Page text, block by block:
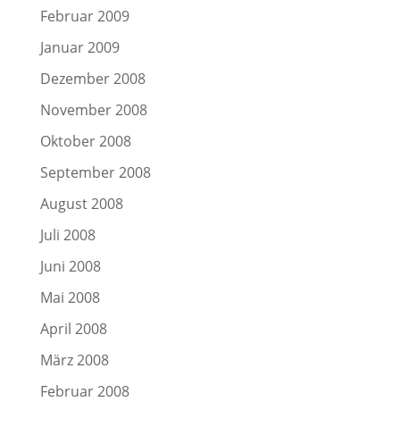
Februar 2009
Januar 2009
Dezember 2008
November 2008
Oktober 2008
September 2008
August 2008
Juli 2008
Juni 2008
Mai 2008
April 2008
März 2008
Februar 2008